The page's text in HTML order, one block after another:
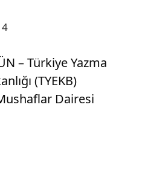
– Türkiye Yazma
(TYEKB)
Dairesi